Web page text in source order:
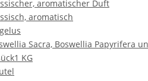
aromatischer Duft
aromatisch
Sacra, Boswellia Papyrifera
1 KG